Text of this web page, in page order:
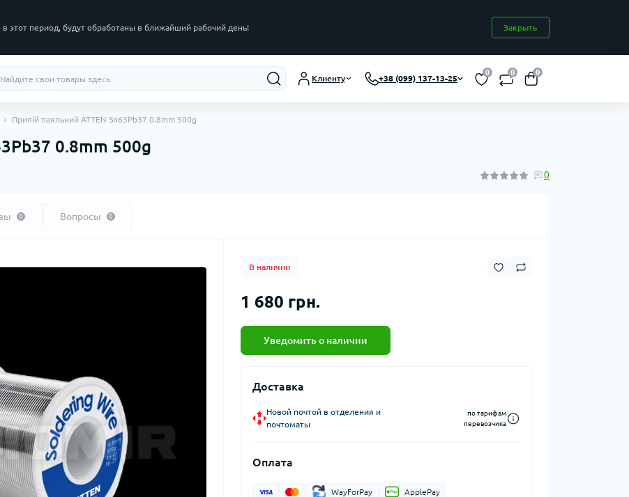
период, будут обработаны в ближайший рабочий день! Закрыть
Клиенту +38 (099) 137-13-25
0 0 0
Припій паяльний ATTEN Sn63Pb37 0.8mm 500g
0.8mm 500g
0
0 Вопросы 0
В наличии
1 680 грн.
Уведомить о наличии
Доставка
Новой почтой в отделения и
почтоматы
по тарифам
перевозчика
Оплата
WayForPay ApplePay